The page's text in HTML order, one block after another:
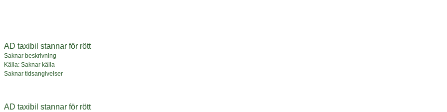
AD taxibil stannar för rött
Saknar beskrivning
Källa: Saknar källa
Saknar tidsangivelser
AD taxibil stannar för rött